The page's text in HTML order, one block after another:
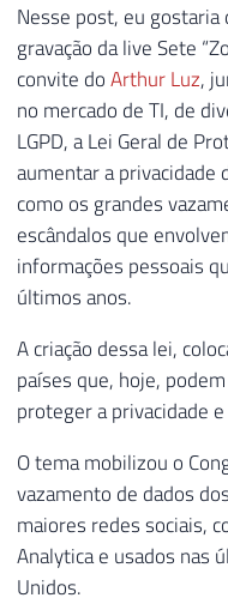
Nesse post, eu
gravação da live Sete
convite doArthur Luz,
no mercado de TI, de
LGPD, a Lei Geral de
aumentar a privacidade
como os grandes
escândalos que
informações pessoais
últimos anos.
A criação dessa lei,
países que, hoje,
proteger a privacidade
O tema mobilizou o
vazamento de dados
maiores redes sociais,
Analytica e usados nas
Unidos.